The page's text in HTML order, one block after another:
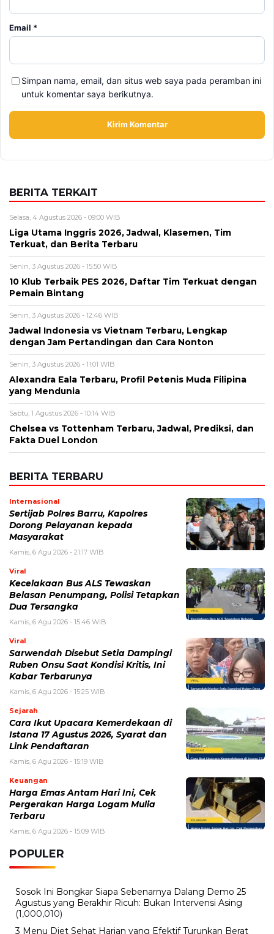
Alamat email tidak akan dipublikasikan. Kolom wajib ditandai *.
Komentar*
Nama *
Simpan nama, email, dan situs web saya pada peramban ini
untuk komentar saya berikutnya.
Selasa, 4 Agustus 2026 - 09:00 WIB
Liga Utama Inggris 2026, Jadwal, Klasemen, Tim
Terkuat, dan Berita Terbaru
10 Klub Terbaik PES 2026, Daftar Tim Terkuat dengan
Pemain Bintang
dengan Jam Pertandingan dan Cara Nonton
Senin, 3 Agustus 2026 - 11:01 WIB
Alexandra Eala Terbaru, Profil Petenis Muda Filipina
yang Mendunia
Sabtu, 1 Agustus 2026 - 10:14 WIB
Chelsea vs Tottenham Terbaru, Jadwal, Prediksi, dan
BERITA TERBARU